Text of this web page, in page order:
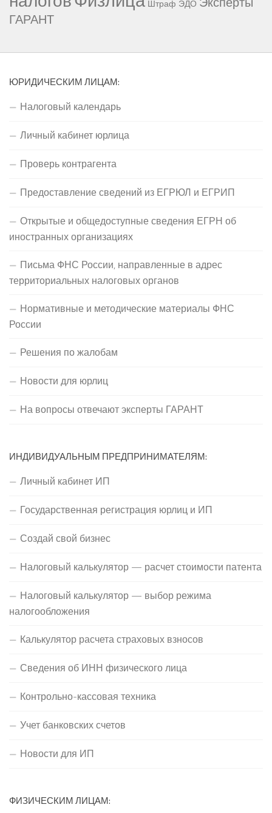
Штраф ЭДО
ГАРАНТ
ЮРИДИЧЕСКИМ ЛИЦАМ:
Налоговый календарь
Личный кабинет юрлица
Проверь контрагента
Предоставление сведений из ЕГРЮЛ и ЕГРИП
Открытые и общедоступные сведения ЕГРН об
иностранных организациях
Письма ФНС России, направленные в адрес
территориальных налоговых органов
Нормативные и методические материалы ФНС
России
Решения по жалобам
Новости для юрлиц
На вопросы отвечают эксперты ГАРАНТ
ИНДИВИДУАЛЬНЫМ ПРЕДПРИНИМАТЕЛЯМ:
Личный кабинет ИП
Государственная регистрация юрлиц и ИП
Создай свой бизнес
Налоговый калькулятор — расчет стоимости патента
Налоговый калькулятор — выбор режима
налогообложения
Калькулятор расчета страховых взносов
Сведения об ИНН физического лица
Контрольно-кассовая техника
Учет банковских счетов
Новости для ИП
ФИЗИЧЕСКИМ ЛИЦАМ: